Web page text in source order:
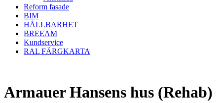
Reform fasade
BIM
HÅLLBARHET
BREEAM
Kundservice
RAL FÄRGKARTA
Armauer Hansens hus (Rehab)